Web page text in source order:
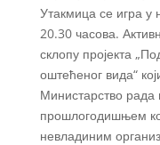
Утакмица се игра
20.30 часова.
склопу пројекта
оштећеног вида“
Министарство рада
прошлогодишњем
невладиним